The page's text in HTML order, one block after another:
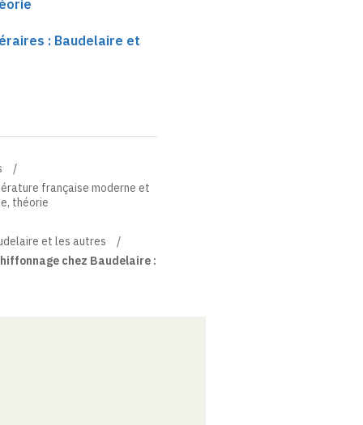
: Baudelaire et
française moderne et
théorie
et les autres
chez Baudelaire :